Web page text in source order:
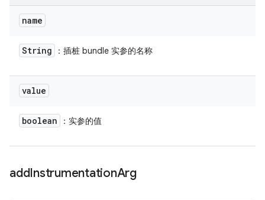
name
String ：插桩 bundle 实参的名称
value
boolean ：实参的值
addInstrumentationArg